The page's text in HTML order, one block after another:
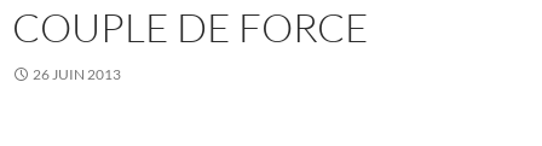
COUPLE DE FORCE
26 JUIN 2013